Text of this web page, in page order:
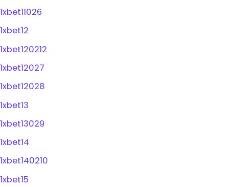
1xbet11026
1xbet12
1xbet120212
1xbet12027
1xbet12028
1xbet13
1xbet13029
1xbet14
1xbet140210
1xbet15